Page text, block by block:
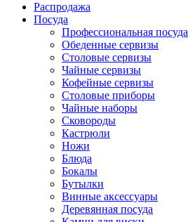
Распродажа
Посуда
Профессиональная посуда
Обеденные сервизы
Столовые сервизы
Чайные сервизы
Кофейные сервизы
Столовые приборы
Чайные наборы
Сковороды
Кастрюли
Ножи
Блюда
Бокалы
Бутылки
Винные аксессуары
Деревянная посуда